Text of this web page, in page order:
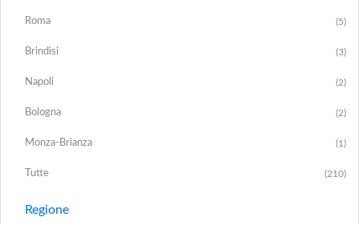
Roma (5)
Brindisi (3)
Napoli (2)
Bologna (2)
Monza-Brianza (1)
Tutte (210)
Regione